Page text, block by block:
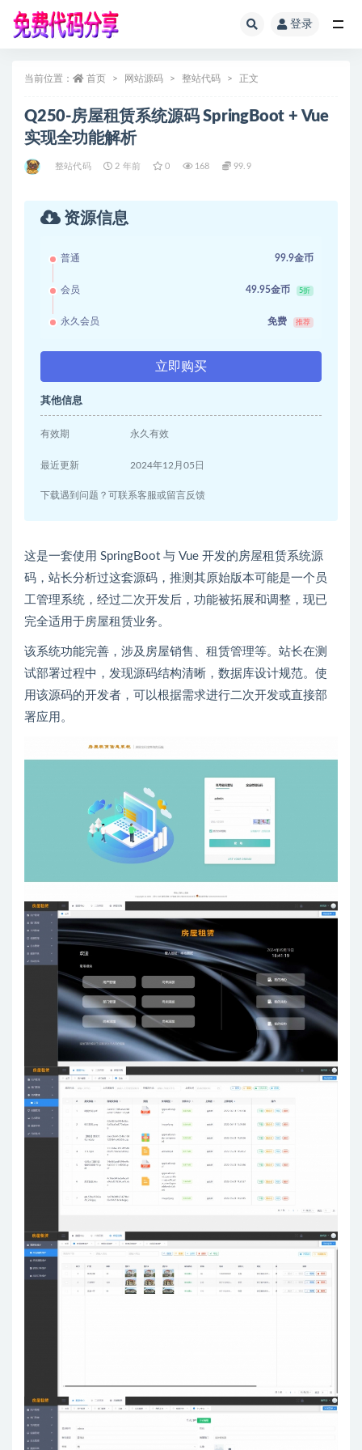
登录
当前位置： 首页 网站源码 整站代码 正文
Q250-房屋租赁系统源码 SpringBoot + Vue
实现全功能解析
整站代码 2 年前 0 168 99.9
资源信息
普通 99.9金币
会员 49.95金币 5折
永久会员 免费 推荐
立即购买
其他信息
有效期 永久有效
最近更新 2024年12月05日
下载遇到问题？可联系客服或留言反馈
这是一套使用 SpringBoot 与 Vue 开发的房屋租赁系统源
码，站长分析过这套源码，推测其原始版本可能是一个员
工管理系统，经过二次开发后，功能被拓展和调整，现已
完全适用于房屋租赁业务。
该系统功能完善，涉及房屋销售、租赁管理等。站长在测
试部署过程中，发现源码结构清晰，数据库设计规范。使
用该源码的开发者，可以根据需求进行二次开发或直接部
署应用。